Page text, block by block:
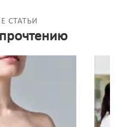
СТАТЬИ